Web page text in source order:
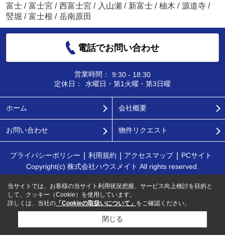
富士 / 富士宮 / 西富士宮 / 入山瀬 / 新富士 / 柚木 / 源道寺 /
竪堀 / 富士根 / 岳南原田
電話でお問い合わせ
営業時間：
9:30 - 18:30
定休日：
水曜日・第1火曜・第3日曜
ホーム 会社概要
お問い合わせ 物件リクエスト
プライバシーポリシー 利用規約 アクセスマップ
PCサイト
Copyright(c) 株式会社ハウスメイト All rights reserved.
当サイトでは、お客様の当サイト利用状況把握、サービス向上検討を目的と
して、クッキー（Cookie）を使用しています。
詳しくは、当社の 「Cookieの取扱いについて」 をご確認ください。
閉じる